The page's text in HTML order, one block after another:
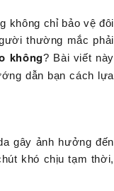
không chỉ bảo vệ đôi
thường mắc phải
không? Bài viết này
dẫn bạn cách lựa
gây ảnh hưởng đến
khó chịu tạm thời,